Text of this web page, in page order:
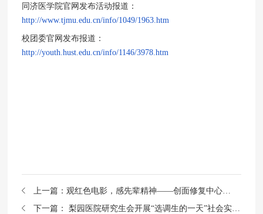
同济医学院官网发布活动报道：
http://www.tjmu.edu.cn/info/1049/1963.htm
校团委官网发布报道：
http://youth.hust.edu.cn/info/1146/3978.htm
上一篇：
下一篇：